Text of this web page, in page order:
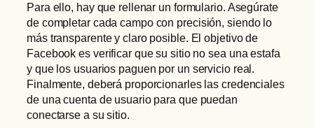
Para ello, hay que rellenar un formulario. Asegúrate
de completar cada campo con precisión, siendo lo
más transparente y claro posible. El objetivo de
Facebook es verificar que su sitio no sea una estafa
y que los usuarios paguen por un servicio real.
Finalmente, deberá proporcionarles las credenciales
de una cuenta de usuario para que puedan
conectarse a su sitio.